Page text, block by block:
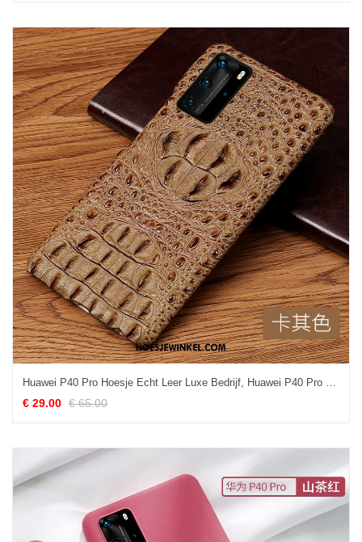
Huawei P40 Pro Hoesje Echt Leer Luxe Bedrijf, Huawei P40 Pro Hoesje High End Antislip
€ 29.00 € 65.00